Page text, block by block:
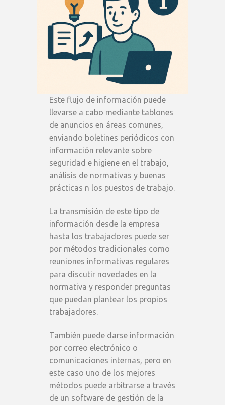
Este flujo de información puede
llevarse a cabo mediante tablones
de anuncios en áreas comunes,
enviando boletines periódicos con
información relevante sobre
seguridad e higiene en el trabajo,
análisis de normativas y buenas
prácticas n los puestos de trabajo.
La transmisión de este tipo de
información desde la empresa
hasta los trabajadores puede ser
por métodos tradicionales como
reuniones informativas regulares
para discutir novedades en la
normativa y responder preguntas
que puedan plantear los propios
trabajadores.
También puede darse información
por correo electrónico o
comunicaciones internas, pero en
este caso uno de los mejores
métodos puede arbitrarse a través
de un software de gestión de la